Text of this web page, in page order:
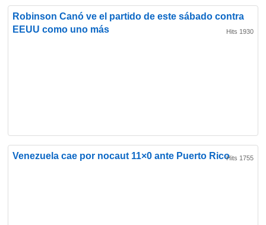
Robinson Canó ve el partido de este sábado contra
EEUU como uno más
Hits 1930
Venezuela cae por nocaut 11×0 ante Puerto RicoHits 1755